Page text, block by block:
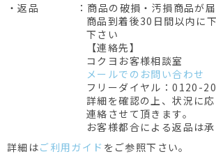
・返品
：商品の破損・汚損商品が
商品到着後30日間以内に
下さい
【連絡先】
コクヨお客様相談室
メールでのお問い合わせ
フリーダイヤル：0120-
詳細を確認の上、状況に
連絡させて頂きます。
お客様都合による返品は承
詳細はご利用ガイド をご参照下さい。